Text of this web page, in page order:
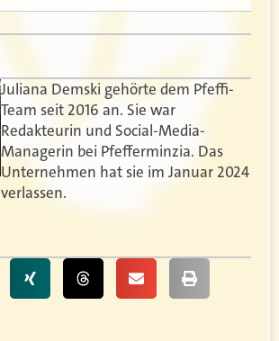
Juliana Demski gehörte dem Pfeffi-
Team seit 2016 an. Sie war
Redakteurin und Social-Media-
Managerin bei Pfefferminzia. Das
Unternehmen hat sie im Januar 2024
verlassen.